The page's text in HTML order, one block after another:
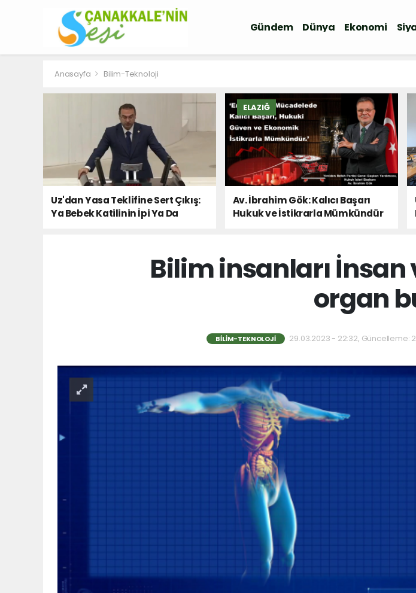
Gündem Dünya Ekonomi
Anasayfa Bilim-Teknoloji
Uz'dan Yasa Teklifine Sert Çıkış:
Ya Bebek Katilinin İpi Ya Da
ELAZIĞ
Av. İbrahim Gök: Kalıcı Başarı
Hukuk ve İstikrarla Mümkündür
Bilim insanları
organ
BILIM-TEKNOLOJI 29.03.2023 - 22:32, Güncelleme: